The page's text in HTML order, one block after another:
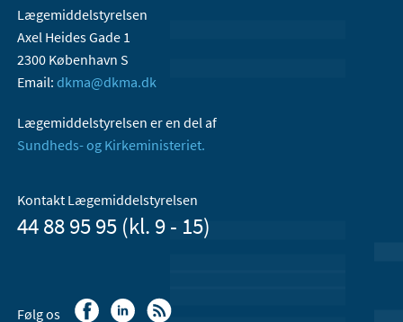
Lægemiddelstyrelsen
Axel Heides Gade 1
2300 København S
Email: dkma@dkma.dk
Lægemiddelstyrelsen er en del af
Sundheds- og Kirkeministeriet.
Kontakt Lægemiddelstyrelsen
44 88 95 95 (kl. 9 - 15)
Følg os